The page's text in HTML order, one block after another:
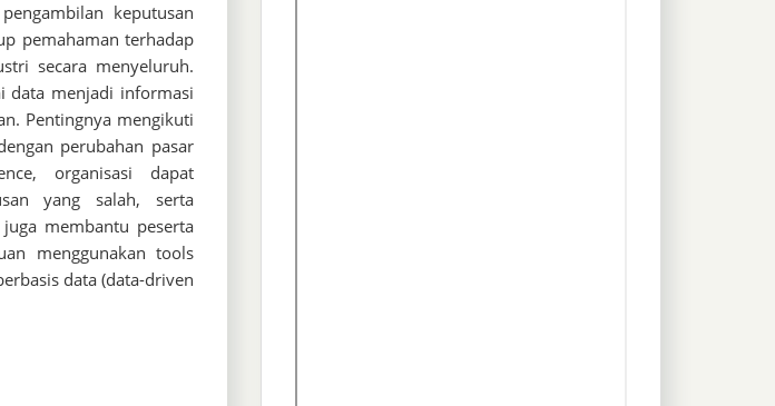
keputusan
pemahaman terhadap
secara menyeluruh.
data menjadi informasi
Pentingnya mengikuti
perubahan pasar
organisasi dapat
yang salah, serta
membantu peserta
menggunakan tools
data (data-driven